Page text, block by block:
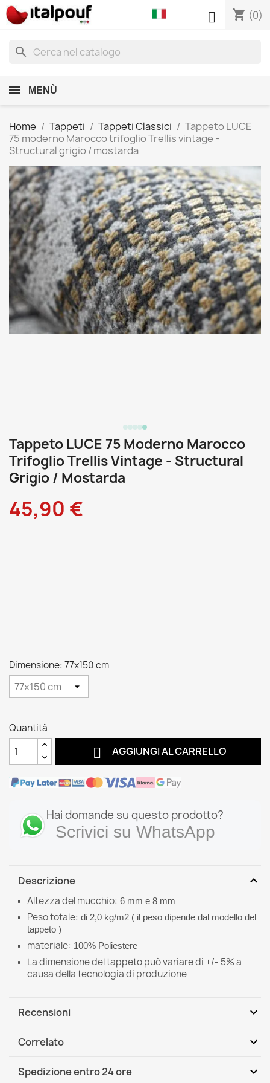
shopping_cart (0)

search
MENÙ
Home Tappeti Tappeti Classici
Tappeto LUCE
75 moderno Marocco trifoglio Trellis vintage -
Structural grigio / mostarda
Tappeto LUCE 75 Moderno Marocco
Trifoglio Trellis Vintage - Structural
Grigio / Mostarda
45,90 €
Dimensione: 77x150 cm
Quantità
 AGGIUNGI AL CARRELLO
Hai domande su questo prodotto?
Scrivici su WhatsApp
Descrizione expand_more
Altezza del mucchio: 6 mm e 8 mm
Peso totale: di 2,0 kg/m2 ( il peso dipende dal modello del
tappeto )
materiale: 100% Poliestere
La dimensione del tappeto può variare di +/- 5% a
causa della tecnologia di produzione
Recensioni expand_more
Correlato expand_more
Spedizione entro 24 ore expand_more